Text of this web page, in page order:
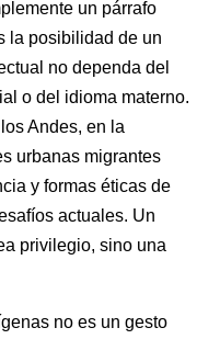
un párrafo
la posibilidad de un
no dependa del
o del idioma materno.
Andes, en la
urbanas migrantes
y formas éticas de
actuales. Un
privilegio, sino una
no es un gesto